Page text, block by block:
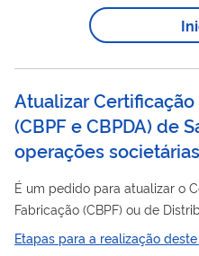
Brasil ou exterior. A empresa
atualização dos dados. Esse serviço pode ser solicitado por
estejam aguardando...
Atualizar
(CBPF e CBPDA) de
operações
É um pedido para atualizar o
Fabricação (CBPF) ou de
(CBPDA) de empresas que
Etapas para a realização